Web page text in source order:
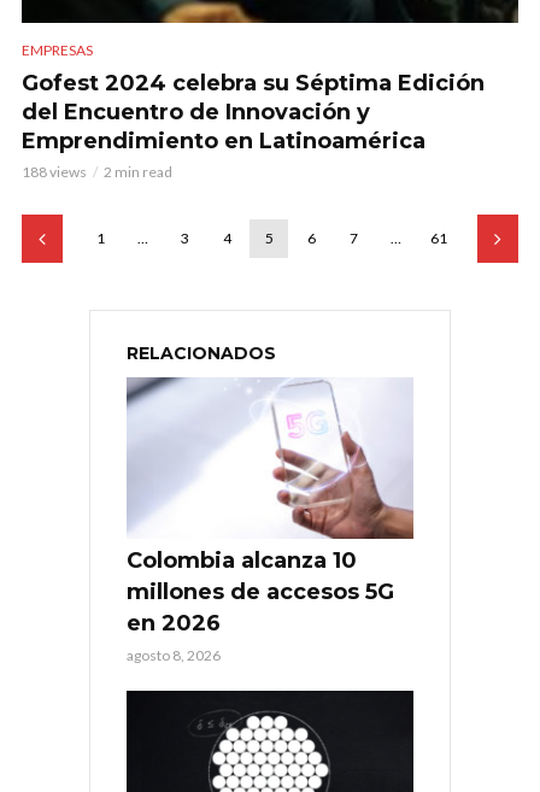
EMPRESAS
Gofest 2024 celebra su Séptima Edición
del Encuentro de Innovación y
Emprendimiento en Latinoamérica
188 views 2 min read
1 … 3 4 5 6 7 … 61
RELACIONADOS
Colombia alcanza 10
millones de accesos 5G
en 2026
agosto 8, 2026